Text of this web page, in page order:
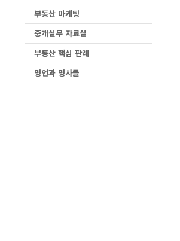
부동산 마케팅
중개실무 자료실
부동산 핵심 판례
명언과 명사들